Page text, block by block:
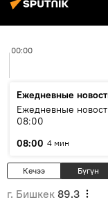
00:00
Ежедневные
Ежедневные
08:00
08:00 4 мин
Кечээ Бүгүн
г. Бишкек 89.3